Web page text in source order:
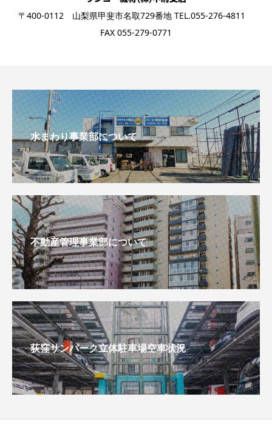
〒400-0112 山梨県甲斐市名取729番地 TEL.055-276-4811
FAX 055-279-0771
水まわり事業部について
不動産管理事業部について
荻窪サンパーク立体駐車場空車状況